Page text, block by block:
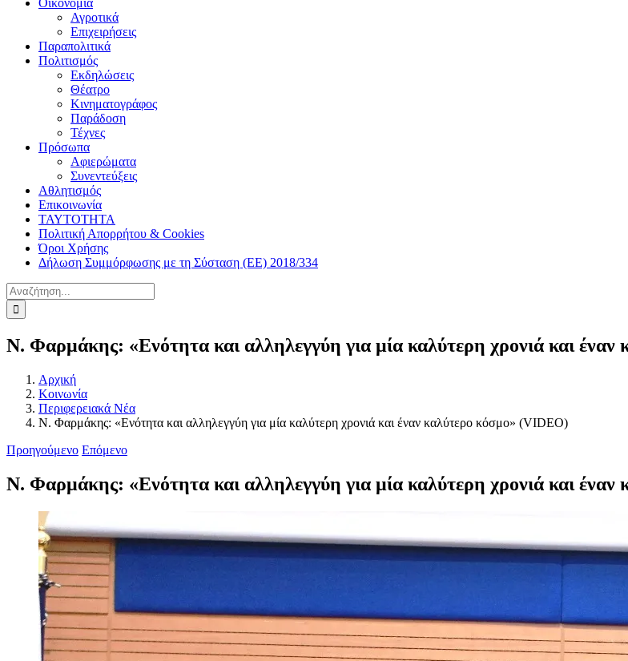
Οικονομία
Αγροτικά
Επιχειρήσεις
Παραπολιτικά
Πολιτισμός
Εκδηλώσεις
Θέατρο
Κινηματογράφος
Παράδοση
Τέχνες
Πρόσωπα
Αφιερώματα
Συνεντεύξεις
Αθλητισμός
Επικοινωνία
ΤΑΥΤΟΤΗΤΑ
Πολιτική Απορρήτου & Cookies
Όροι Χρήσης
Δήλωση Συμμόρφωσης με τη Σύσταση (ΕΕ) 2018/334
Αναζήτηση
για:
Ν. Φαρμάκης: «Ενότητα και αλληλεγγύη για μία καλύτερη χρονιά και
Αρχική
Κοινωνία
Περιφερειακά Νέα
Ν. Φαρμάκης: «Ενότητα και αλληλεγγύη για μία καλύτερη χρονιά και έναν καλύτερο κόσμο» (VIDEO)
Προηγούμενο Επόμενο
Ν. Φαρμάκης: «Ενότητα και αλληλεγγύη για μία καλύτερη χρονιά και
Προβολή
μεγαλύτερης
εικόνας